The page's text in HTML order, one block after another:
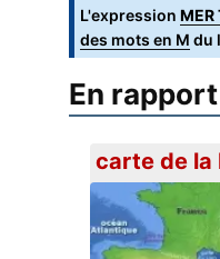
L'expression MER
des mots en M du
En
carte de la